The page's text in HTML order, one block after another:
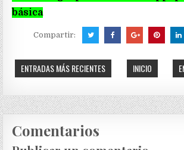
básica
Compartir:
ENTRADAS MÁS RECIENTES INICIO
Comentarios